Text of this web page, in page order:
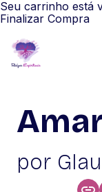
Seu carrinho está
Finalizar Compra
por